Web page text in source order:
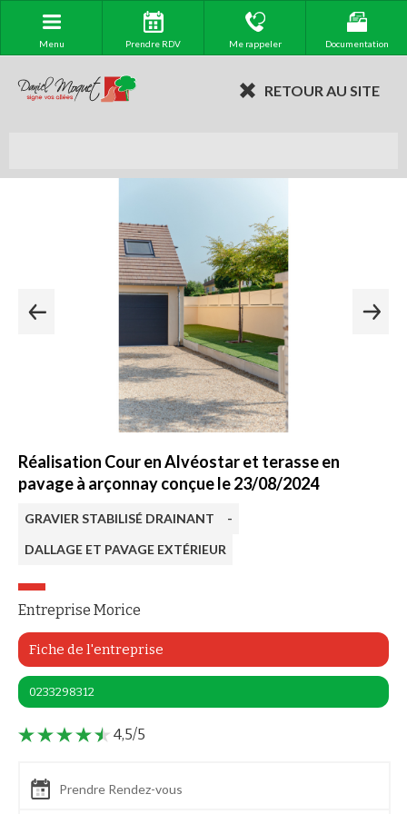
Menu Prendre RDV Me rappeler Documentation
RETOUR AU SITE
Réalisation Cour en Alvéostar et terasse en
pavage à arçonnay conçue le 23/08/2024
GRAVIER STABILISÉ DRAINANT
-
DALLAGE ET PAVAGE EXTÉRIEUR
Entreprise Morice
Fiche de l'entreprise
0233298312
4,5/5
Prendre Rendez-vous